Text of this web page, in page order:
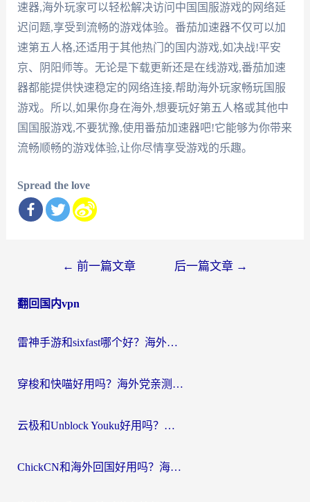
速器,海外玩家可以轻松解决访问中国国服游戏的网络延
迟问题,享受到流畅的游戏体验。番茄加速器不仅可以加
速第五人格,还适用于其他热门的国内游戏,如决战!平安
京、阴阳师等。无论是下载更新还是在线游戏,番茄加速
器都能提供快速稳定的网络连接,帮助海外玩家畅玩国服
游戏。所以,如果你身在海外,想要玩好第五人格或其他中
国国服游戏,不要犹豫,使用番茄加速器吧!它能够为你带来
流畅顺畅的游戏体验,让你尽情享受游戏的乐趣。
Spread the love
导
← 前一篇文章 后一篇文章 →
翻回国内vpn
雷神手游和sixfast哪个好？海外党亲测3款回国加速器，教你选对不踩坑
穿梭和快喵好用吗？海外党亲测：小众加速器对比+番茄加速器深度体验
云极和Unblock Youku好用吗？海外党亲测+2026回国加速器避坑指南
ChickCN和海外回国好用吗？海外党2026亲测：从手游到影音，选对加速器的3个关键